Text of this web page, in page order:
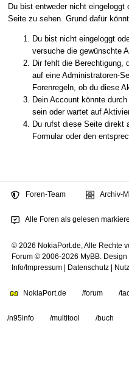
Du bist entweder nicht
Seite zu sehen. Grund dafür
Du bist nicht eingeloggt
versuche die gewünschte
Dir fehlt die Berechtigung,
auf eine Administratoren-
Forenregeln, ob du diese
Dein Account könnte
sein oder wartet auf
Du rufst diese Seite direkt
Formular oder den
Foren-Team Archiv-
Alle Foren als gelesen
© 2026 NokiaPort.de, Alle Rechte
Forum © 2006-2026 MyBB
Design
Info/Impressum
Datenschutz
NokiaPort.de /forum /
/n95info /multitool /buch